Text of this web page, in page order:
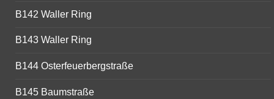
B142 Waller Ring
B143 Waller Ring
B144 Osterfeuerbergstraße
B145 Baumstraße